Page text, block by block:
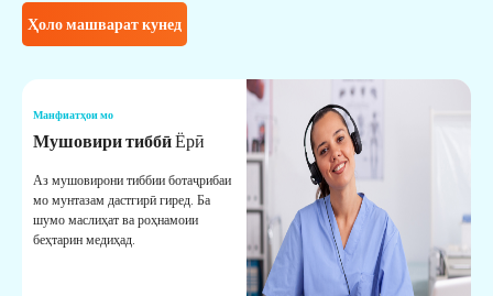
Ҳоло машварат кунед
Манфиатҳои мо
Мушовири тиббӣЁрӣ
Аз мушовирони тиббии ботаҷрибаи
мо мунтазам дастгирӣ гиред. Ба
шумо маслиҳат ва роҳнамоии
беҳтарин медиҳад.